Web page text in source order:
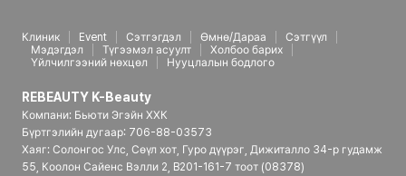
Клиник Event Сэтгэгдэл Өмнө/Дараа
Сэтгүүл
Мэдэгдэл
Түгээмэл асуулт
Холбоо барих
Үйлчилгээний нөхцөл
Нууцлалын бодлого
REBEAUTY K-Beauty
Компани: Бьюти Эгэйн ХХК
Бүртгэлийн дугаар: 706-88-03573
Хаяг: Солонгос Улс, Сөүл хот, Гуро дүүрэг, Дижиталло 34-р гудамж
55, Коолон Сайенс Вэлли 2, B201-161-7 тоот (08378)